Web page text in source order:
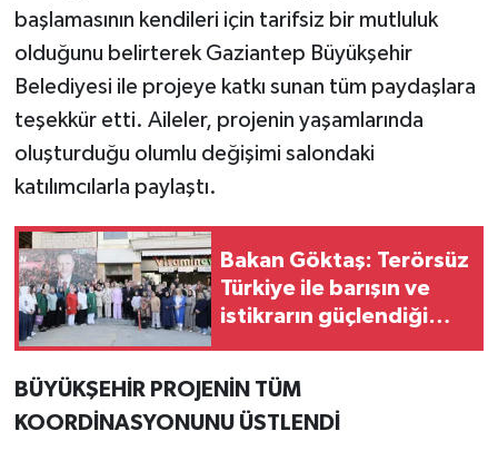
başlamasının kendileri için tarifsiz bir mutluluk
olduğunu belirterek Gaziantep Büyükşehir
Belediyesi ile projeye katkı sunan tüm paydaşlara
teşekkür etti. Aileler, projenin yaşamlarında
oluşturduğu olumlu değişimi salondaki
katılımcılarla paylaştı.
Bakan Göktaş: Terörsüz
Türkiye ile barışın ve
istikrarın güçlendiği
BÜYÜKŞEHİR PROJENİN TÜM
KOORDİNASYONUNU ÜSTLENDİ